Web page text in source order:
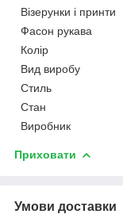
Візерунки і принти
Фасон рукава
Колір
Вид виробу
Стиль
Стан
Виробник
Приховати
Умови доставки